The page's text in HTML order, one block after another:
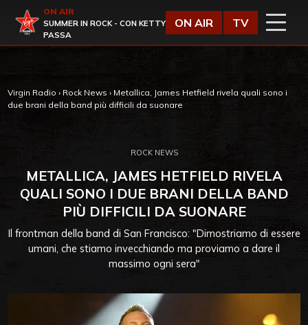
Virgin Radio
ON AIR
SUMMER IN ROCK - CON KETTY
PASSA
ON AIR TV
Virgin Radio › Rock News › Metallica, James Hetfield rivela quali sono i
due brani della band più difficili da suonare
ROCK NEWS
METALLICA, JAMES HETFIELD RIVELA
QUALI SONO I DUE BRANI DELLA BAND
PIÙ DIFFICILI DA SUONARE
Il frontman della band di San Francisco: "Dimostriamo di essere
umani, che stiamo invecchiando ma proviamo a dare il
massimo ogni sera"